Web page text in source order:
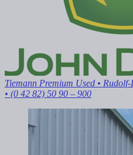
Tiemann Premium Used •
• (0 42 82) 50 90 – 900